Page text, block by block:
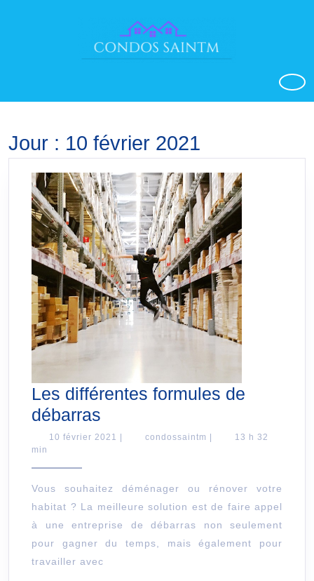
Jour : 10 février 2021
Les différentes formules de
débarras
différentes
débarras
10 février 2021 10
condossaintm condossaintm
13 h 32
min
Vous souhaitez déménager ou rénover votre
habitat ? La meilleure solution est de faire appel
à une entreprise de débarras non seulement
pour gagner du temps, mais également pour
travailler avec